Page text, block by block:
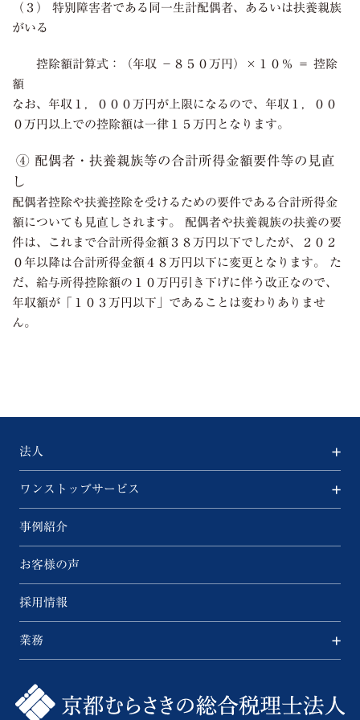
（３） 特別障害者である同一生計配偶者、あるいは扶養親族
がいる
控除額計算式：（年収 －８５０万円）×１０％ ＝ 控除
額
なお、年収１，０００万円が上限になるので、年収１，００
０万円以上での控除額は一律１５万円となります。
④ 配偶者・扶養親族等の合計所得金額要件等の見直
し
配偶者控除や扶養控除を受けるための要件である合計所得金
額についても見直しされます。 配偶者や扶養親族の扶養の要
件は、これまで合計所得金額３８万円以下でしたが、２０２
０年以降は合計所得金額４８万円以下に変更となります。 た
だ、給与所得控除額の１０万円引き下げに伴う改正なので、
年収額が「１０３万円以下」であることは変わりありませ
ん。
法人
ワンストップサービス
事例紹介
お客様の声
採用情報
業務